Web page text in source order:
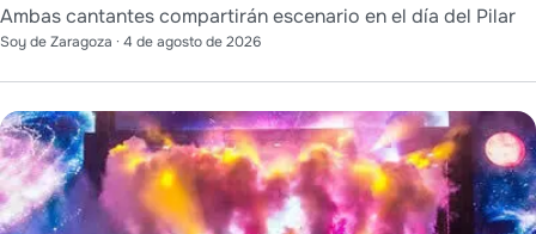
Ambas cantantes compartirán escenario en el día del Pilar
Soy de Zaragoza · 4 de agosto de 2026